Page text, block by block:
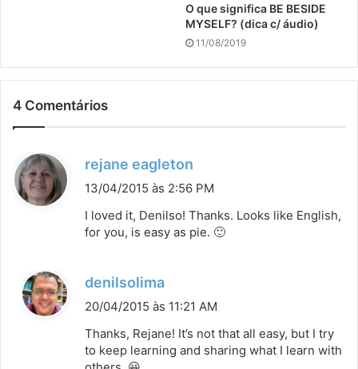
O que significa BE BESIDE
MYSELF? (dica c/ áudio)
11/08/2019
4 Comentários
rejane eagleton
s
13/04/2015 às 2:56 PM
I loved it, Denilso! Thanks. Looks like English,
for you, is easy as pie. 🙂
denilsolima
s
20/04/2015 às 11:21 AM
Thanks, Rejane! It’s not that all easy, but I try
to keep learning and sharing what I learn with